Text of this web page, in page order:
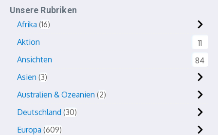
Unsere Rubriken
Afrika 16
Aktion
11
Ansichten
84
Asien 3
Australien & Ozeanien 2
Deutschland 30
Europa 609